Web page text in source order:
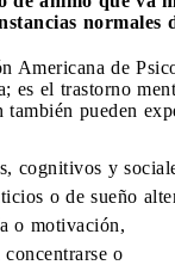
normales
Americana de
es el trastorno
también pueden
cognitivos y
o de sueño
o motivación,
o